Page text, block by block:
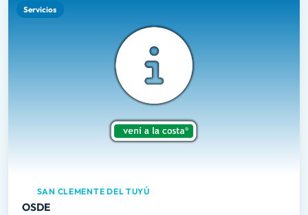
Servicios
SAN CLEMENTE DEL TUYÚ
OSDE